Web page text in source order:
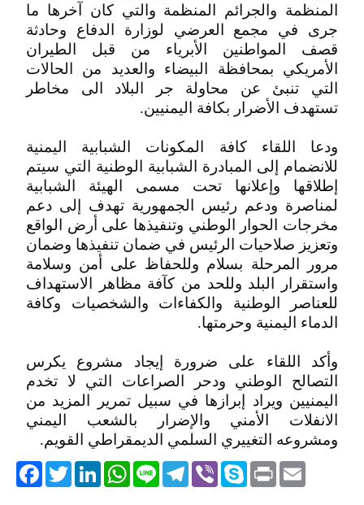
المنظمة والجرائم المنظمة والتي كان آخرها ما
جرى في مجمع العرضي لوزارة الدفاع وحادثة
قصف المواطنين الأبرياء من قبل الطيران
الأمريكي بمحافظة البيضاء والعديد من الحالات
التي تنبئ عن محاولة جر البلاد الى مخاطر
تستهدف الأضرار بكافة اليمنيين.
ودعا اللقاء كافة المكونات الشبابية اليمنية
للانضمام إلى المبادرة الشبابية الوطنية التي سيتم
إطلاقها وإعلانها تحت مسمى الهيئة الشبابية
لمناصرة ودعم رئيس الجمهورية تهدف إلى دعم
مخرجات الحوار الوطني وتنفيذها على أرض الواقع
وتعزيز صلاحيات الرئيس في ضمان تنفيذها وضمان
مرور المرحلة بسلام وللحفاظ على أمن وسلامة
واستقرار البلد وللحد من كآفة مظاهر الاستهداف
للعناصر الوطنية والكفاءات والشخصيات وكافة
الدماء اليمنية وحرمتها.
وأكد اللقاء على ضرورة إيجاد مشروع يكرس
التصالح الوطني ودحر الصراعات التي لا تخدم
اليمنيين ويراد إبرازها في سبيل تمرير المزيد من
الانفلات الأمني والإضرار بالشعب اليمني
ومشروعه التغييري السلمي الديمقراطي القويم.
TwitterLinkedIn
WhatsApp Line
Telegram ViberSkype PrintEmail